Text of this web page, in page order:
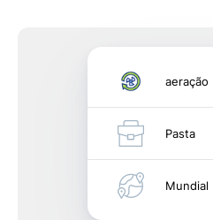
aeração
Pasta
Mundial